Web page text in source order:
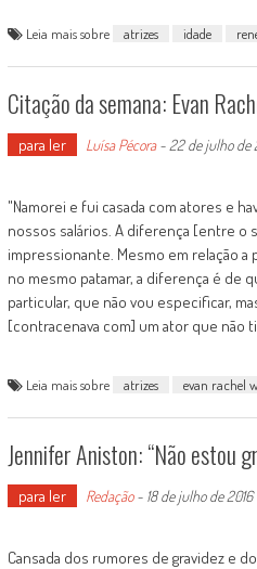
Leia mais sobre atrizes idade
Citação da semana: Evan
para ler Luísa Pécora- 22 de julho de
"Namorei e fui casada com atores e
nossos salários. A diferença [entre o
impressionante. Mesmo em relação
no mesmo patamar, a diferença é de
particular, que não vou especificar,
[contracenava com] um ator que não
Leia mais sobre atrizes evan rachel
Jennifer Aniston: “Não estou
para ler Redação- 18 de julho de 2016
Cansada dos rumores de gravidez e